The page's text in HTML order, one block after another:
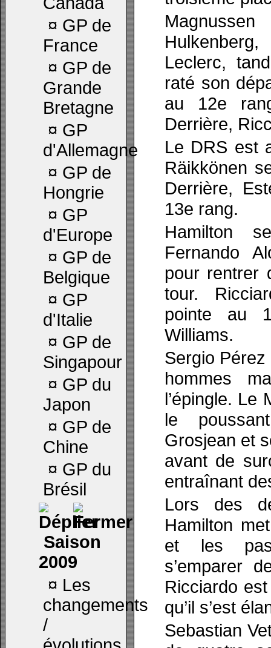
¤ GP de
France
¤ GP de
Grande
Bretagne
¤ GP
d'Allemagne
¤ GP de
Hongrie
¤ GP
d'Europe
¤ GP de
Belgique
¤ GP
d'Italie
¤ GP de
Singapour
¤ GP du
Japon
¤ GP de
Chine
¤ GP du
Brésil
Saison
2009
¤ Les
changements
/
Leclerc,
raté son
au 12e
Derrière,
Le DRS est
Räikkönen
Derrière,
13e rang.
Hamilton
Fernando
pour rentrer
tour.
pointe au
Williams.
Sergio
hommes
l’épingle. Le
le
Grosjean et
avant de
entraînant
Lors des
Hamilton
et les
s’emparer
Ricciardo
qu’il s’est
Sebastian